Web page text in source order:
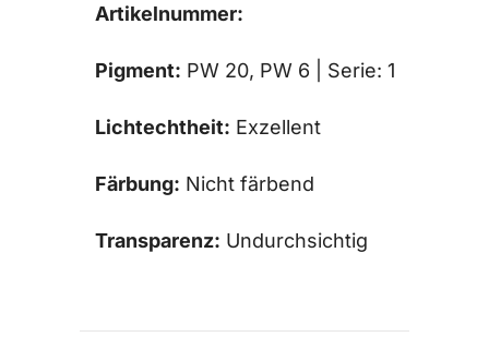
Artikelnummer:
Pigment: PW 20, PW 6 | Serie: 1
Lichtechtheit: Exzellent
Färbung: Nicht färbend
Transparenz: Undurchsichtig